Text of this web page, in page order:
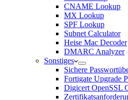
CNAME Lookup
MX Lookup
SPF Lookup
Subnet Calculator
Heise Mac Decoder
DMARC Analyzer
Sonstiges
Sichere
Fortigate Upgrade
Digicert OpenSSL